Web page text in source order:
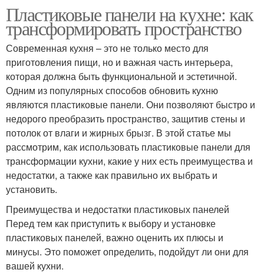
Пластиковые панели на кухне: как
трансформировать пространство
Современная кухня – это не только место для
приготовления пищи, но и важная часть интерьера,
которая должна быть функциональной и эстетичной.
Одним из популярных способов обновить кухню
являются пластиковые панели. Они позволяют быстро и
недорого преобразить пространство, защитив стены и
потолок от влаги и жирных брызг. В этой статье мы
рассмотрим, как использовать пластиковые панели для
трансформации кухни, какие у них есть преимущества и
недостатки, а также как правильно их выбрать и
установить.
Преимущества и недостатки пластиковых панелей
Перед тем как приступить к выбору и установке
пластиковых панелей, важно оценить их плюсы и
минусы. Это поможет определить, подойдут ли они для
вашей кухни.